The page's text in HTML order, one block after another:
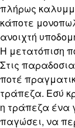
πλήρως
κάποτε
ανοιχτή
Η μετατόπιση
Στις
ποτέ
τράπεζα. Εσύ
η τράπεζα ένα
παγώσει, να